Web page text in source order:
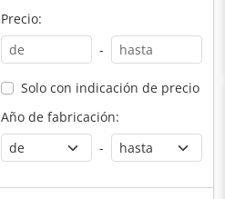
Precio:
-
Solo con indicación de precio
Año de fabricación:
-